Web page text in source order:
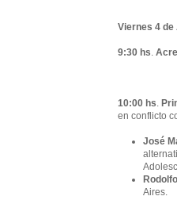
Viernes 4 de
9:30 hs.
10:00 hs.
en conflicto
José
Aires.